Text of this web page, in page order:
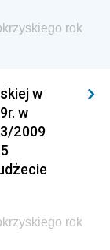
Rozwoju
Archiwów
Inwestycji i
rok
w
w
2009
rok